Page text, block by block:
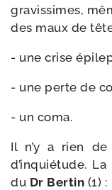
gra­vis­simes,
des maux de
- une crise
- une perte de
- un coma.
Il n’y a rien
d’inquiétude.
du Dr Bertin (1) :